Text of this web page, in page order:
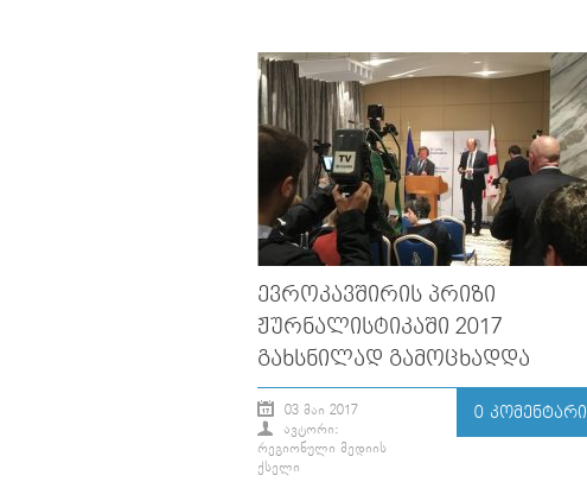
ᲔᲕᲠᲝᲙᲐᲕᲨᲘᲠᲘᲡ ᲞᲠᲘᲖᲘ
ᲟᲣᲠᲜᲐᲚᲘᲡᲢᲘᲙᲐᲨᲘ 2017
ᲒᲐᲮᲡᲜᲘᲚᲐᲓ ᲒᲐᲛᲝᲪᲮᲐᲓᲓᲐ
03 ᲛᲐᲘ 2017
ᲐᲕᲢᲝᲠᲘ:
ᲠᲔᲒᲘᲝᲜᲣᲚᲘ ᲛᲔᲓᲘᲘᲡ
ᲥᲡᲔᲚᲘ
0 ᲙᲝᲛᲔᲜᲢᲐᲠᲘ